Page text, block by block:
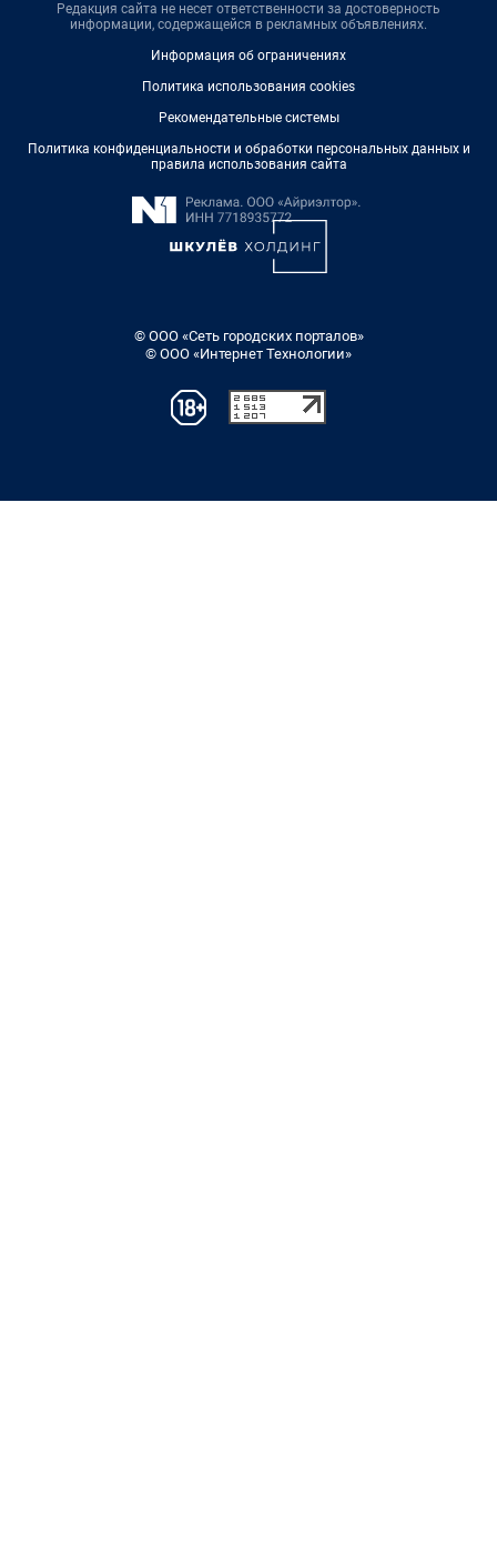
Редакция сайта не несет ответственности за достоверность
информации, содержащейся в рекламных объявлениях.
Информация об ограничениях
Политика использования cookies
Рекомендательные системы
Политика конфиденциальности и обработки персональных данных и
правила использования сайта
© ООО «Сеть городских порталов»
© ООО «Интернет Технологии»